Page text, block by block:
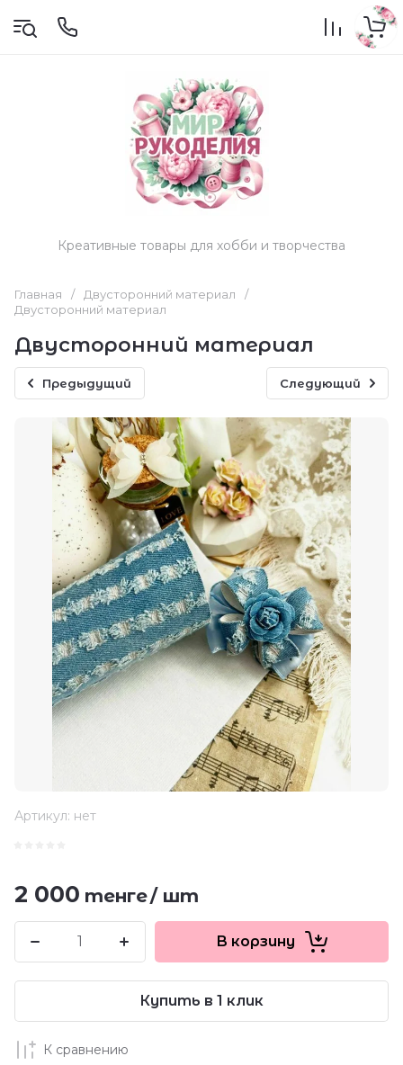
Креативные товары для хобби и творчества
Главная / Двусторонний материал
/
Двусторонний материал
Двусторонний материал
Предыдущий Следующий
Артикул: нет
2 000 тенге/шт
В корзину
Купить в 1 клик
К сравнению